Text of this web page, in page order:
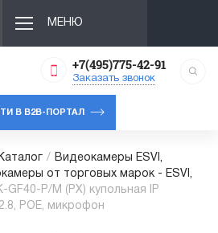
МЕНЮ
+7(495)775-42-91
Заказать звонок
В B2B-ПОРТАЛ
Каталог /
Видеокамеры ESVI,
от торговых марок - ESVI,
GF40-P/M (PX) купольная IP
POE, микрофон